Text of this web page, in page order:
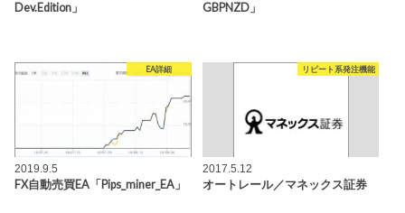
Dev.Edition」
GBPNZD」
EA詳細
2019.9.5
FX自動売買EA「Pips_miner_EA」
リピート系発注機能
2017.5.12
オートレール／マネックス証券